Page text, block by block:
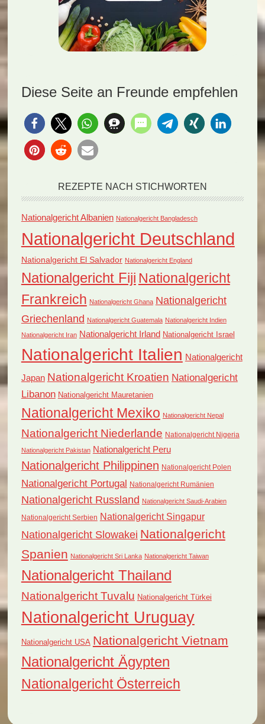
Diese Seite an Freunde empfehlen
REZEPTE NACH STICHWORTEN
Nationalgericht Albanien Nationalgericht Bangladesch
Nationalgericht Deutschland
Nationalgericht El Salvador Nationalgericht England
Nationalgericht Fiji Nationalgericht
Frankreich Nationalgericht Ghana Nationalgericht
Griechenland Nationalgericht Guatemala Nationalgericht Indien
Nationalgericht Iran Nationalgericht Irland Nationalgericht Israel
Nationalgericht Italien Nationalgericht
Japan Nationalgericht Kroatien Nationalgericht
Libanon Nationalgericht Mauretanien
Nationalgericht Mexiko Nationalgericht Nepal
Nationalgericht Niederlande Nationalgericht Nigeria
Nationalgericht Pakistan Nationalgericht Peru
Nationalgericht Philippinen Nationalgericht Polen
Nationalgericht Portugal Nationalgericht Rumänien
Nationalgericht Russland Nationalgericht Saudi-Arabien
Nationalgericht Serbien Nationalgericht Singapur
Nationalgericht Slowakei Nationalgericht
Spanien Nationalgericht Sri Lanka Nationalgericht Taiwan
Nationalgericht Thailand
Nationalgericht Tuvalu Nationalgericht Türkei
Nationalgericht Uruguay
Nationalgericht USA Nationalgericht Vietnam
Nationalgericht Ägypten
Nationalgericht Österreich